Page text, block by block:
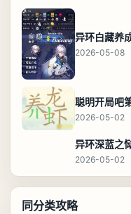
2026-05-08
2026-05-02
异环深蓝之
2026-05-02
同分类攻略